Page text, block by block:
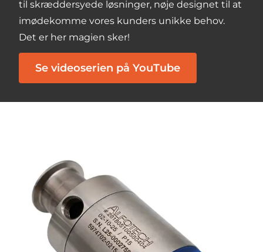
til skræddersyede løsninger, nøje designet til at
imødekomme vores kunders unikke behov.
Det er her magien sker!
Se videoserien på YouTube